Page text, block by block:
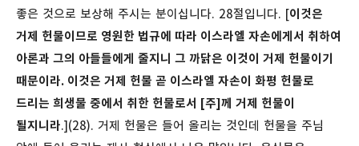
좋은 것으로 보상해 주시는 분이십니다. 28절입니다. [이것은
거제 헌물이므로 영원한 법규에 따라 이스라엘 자손에게서 취하여
아론과 그의 아들들에게 줄지니 그 까닭은 이것이 거제 헌물이기
때문이라. 이것은 거제 헌물 곧 이스라엘 자손이 화평 헌물로
드리는 희생물 중에서 취한 헌물로서 [주]께 거제 헌물이
될지니라.](28). 거제 헌물은 들어 올리는 것인데 헌물을 주님